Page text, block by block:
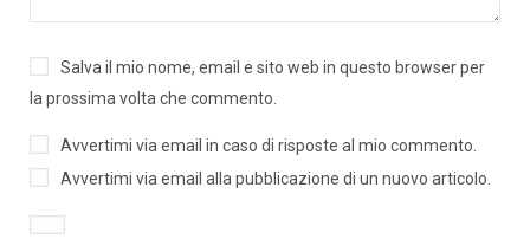
Salva il mio nome, email e sito web in questo browser per
la prossima volta che commento.
Avvertimi via email in caso di risposte al mio commento.
Avvertimi via email alla pubblicazione di un nuovo articolo.